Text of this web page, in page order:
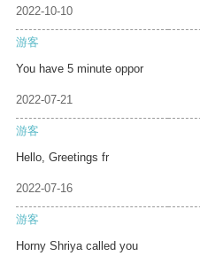
2022-10-10
游客
You have 5 minute oppor
2022-07-21
游客
Hello, Greetings fr
2022-07-16
游客
Horny Shriya called you